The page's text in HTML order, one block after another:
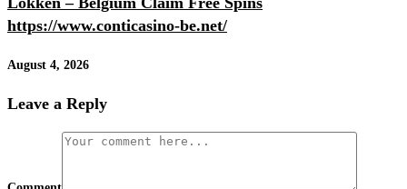
https://www.conticasino-be.net/
August 4, 2026
Leave a Reply